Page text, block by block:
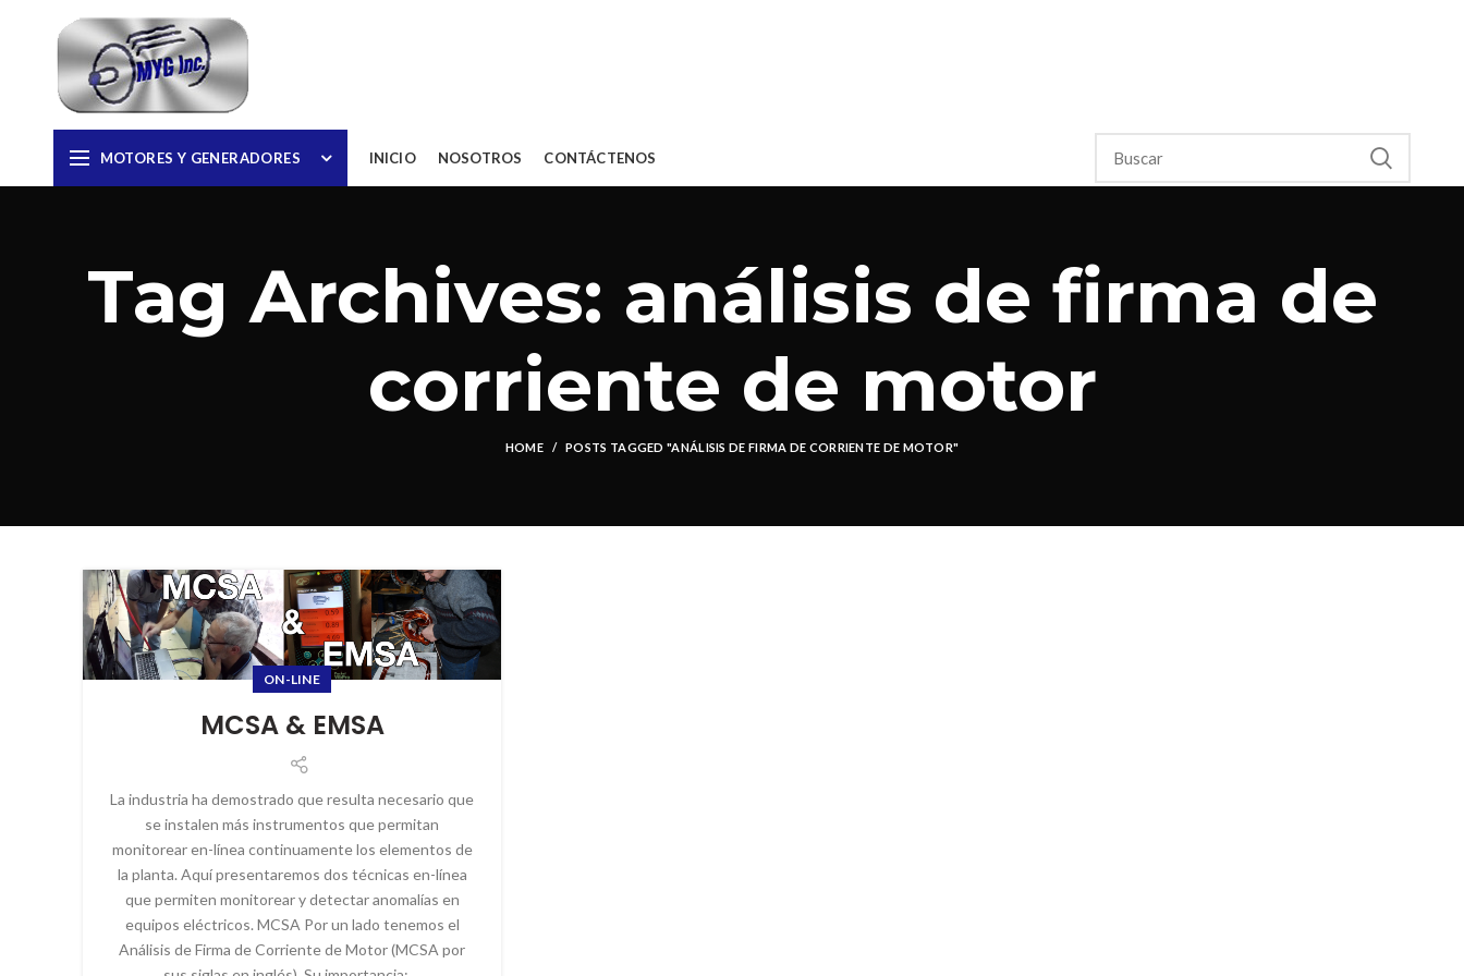
MOTORES Y GENERADORES INICIO NOSOTROS CONTÁCTENOS
Tag Archives: análisis de firma de
corriente de motor
HOME POSTS TAGGED "ANÁLISIS DE FIRMA DE CORRIENTE DE MOTOR"
ON-LINE
MCSA & EMSA
La industria ha demostrado que resulta necesario que
se instalen más instrumentos que permitan
monitorear en-línea continuamente los elementos de
la planta. Aquí presentaremos dos técnicas en-línea
que permiten monitorear y detectar anomalías en
equipos eléctricos. MCSA Por un lado tenemos el
Análisis de Firma de Corriente de Motor (MCSA por